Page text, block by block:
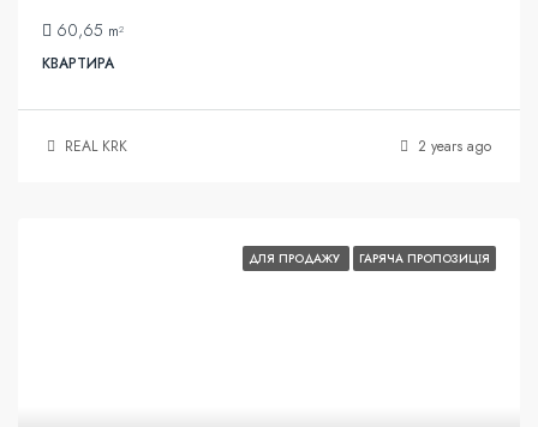
60,65 m²
КВАРТИРА
REAL KRK 2 years ago
ДЛЯ ПРОДАЖУ ГАРЯЧА ПРОПОЗИЦІЯ